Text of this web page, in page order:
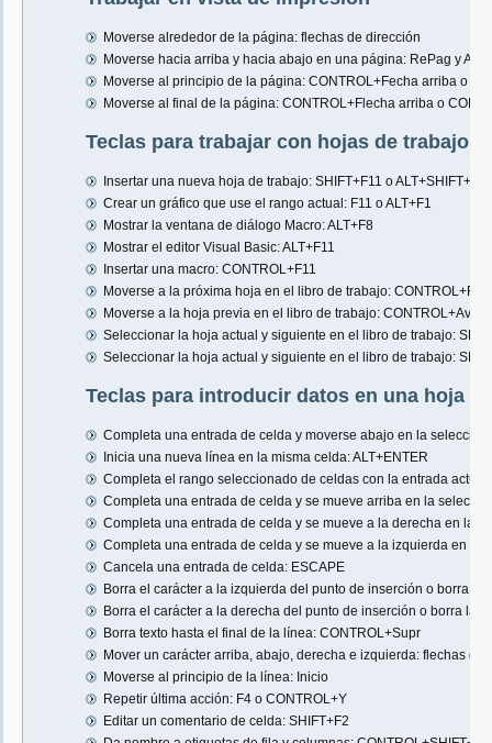
Moverse alrededor de la página: flechas de dirección
Moverse hacia arriba y hacia abajo en una página: RePag y
Moverse al principio de la página: CONTROL+Fecha arriba o
Moverse al final de la página: CONTROL+Flecha arriba o
Teclas para trabajar con hojas de trabajo,
Insertar una nueva hoja de trabajo: SHIFT+F11 o ALT+SHIFT+F1
Crear un gráfico que use el rango actual: F11 o ALT+F1
Mostrar la ventana de diálogo Macro: ALT+F8
Mostrar el editor Visual Basic: ALT+F11
Insertar una macro: CONTROL+F11
Moverse a la próxima hoja en el libro de trabajo:
Moverse a la hoja previa en el libro de trabajo:
Seleccionar la hoja actual y siguiente en el libro de trabajo:
Seleccionar la hoja actual y siguiente en el libro de trabajo:
Teclas para introducir datos en una hoja
Completa una entrada de celda y moverse abajo en la selección
Inicia una nueva línea en la misma celda: ALT+ENTER
Completa el rango seleccionado de celdas con la entrada
Completa una entrada de celda y se mueve arriba en la
Completa una entrada de celda y se mueve a la derecha en la
Completa una entrada de celda y se mueve a la izquierda en la
Cancela una entrada de celda: ESCAPE
Borra el carácter a la izquierda del punto de inserción o borra la
Borra el carácter a la derecha del punto de inserción o borra la
Borra texto hasta el final de la línea: CONTROL+Supr
Mover un carácter arriba, abajo, derecha e izquierda: flechas
Moverse al principio de la línea: Inicio
Repetir última acción: F4 o CONTROL+Y
Editar un comentario de celda: SHIFT+F2